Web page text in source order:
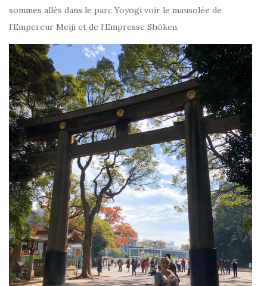
sommes allés dans le parc Yoyogi voir le mausolée de
l’Empereur Meiji et de l’Empresse Shōken.